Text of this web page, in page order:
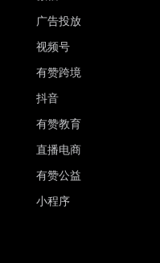
广告投放
视频号
有赞跨境
抖音
有赞教育
直播电商
有赞公益
小程序